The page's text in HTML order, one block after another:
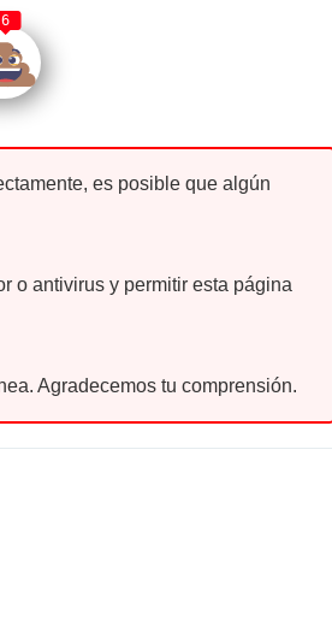
6
es posible que algún
o antivirus y permitir esta página
Agradecemos tu comprensión.